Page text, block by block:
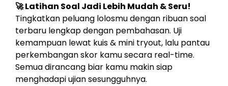
🚀 Latihan Soal Jadi Lebih Mudah & Seru!
Tingkatkan peluang lolosmu dengan ribuan soal
terbaru lengkap dengan pembahasan. Uji
kemampuan lewat kuis & mini tryout, lalu pantau
perkembangan skor kamu secara real-time.
Semua dirancang biar kamu makin siap
menghadapi ujian sesungguhnya.